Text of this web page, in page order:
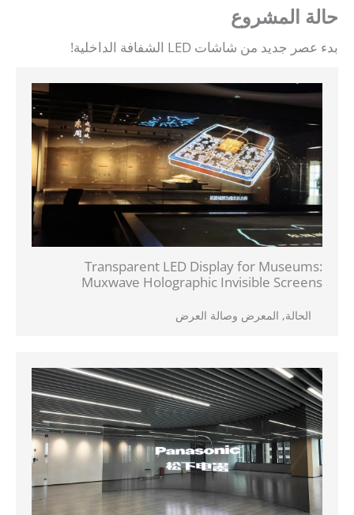
حالة المشروع
بدء عصر جديد من شاشات LED الشفافة الداخلية!
Transparent LED Display for Museums:
Muxwave Holographic Invisible Screens
الحالة,المعرض وصالة العرض